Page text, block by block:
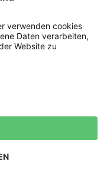
Cookie Einstellungen